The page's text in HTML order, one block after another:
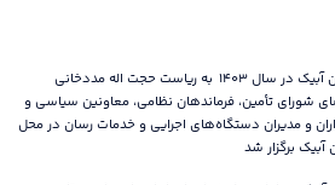
اولین جلسه شورای اداری شهرستان آبیک در سال ۱۴۰۳ به ریاست حجت اله مددخانی
شورای تأمین، فرماندهان نظامی، معاونین سیاسی و
و مدیران دستگاه‌های اجرایی و خدمات رسان در محل
آبیک برگزار شد